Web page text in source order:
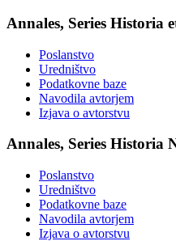
Annales, Series Historia
Poslanstvo
Uredništvo
Podatkovne baze
Navodila avtorjem
Izjava o avtorstvu
Annales, Series Historia
Poslanstvo
Uredništvo
Podatkovne baze
Navodila avtorjem
Izjava o avtorstvu